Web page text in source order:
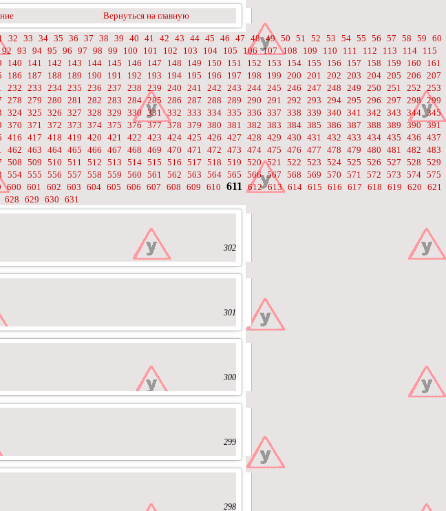
Вернуться на главную
32 33 34 35 36 37 38 39 40 41 42 43 44 45 46 47 48 49 50 51 52 53 54 55 56 57 58 59 60
92 93 94 95 96 97 98 99 100 101 102 103 104 105 106 107 108 109 110 111 112 113 114 115
140 141 142 143 144 145 146 147 148 149 150 151 152 153 154 155 156 157 158 159 160
161
186 187 188 189 190 191 192 193 194 195 196 197 198 199 200 201 202 203 204 205 206 207
232 233 234 235 236 237 238 239 240 241 242 243 244 245 246 247 248 249 250 251 252 253
278 279 280 281 282 283 284 285 286 287 288 289 290 291 292 293 294 295 296 297 298 299
324 325 326 327 328 329 330 331 332 333 334 335 336 337 338 339 340 341 342 343 344 345
370 371 372 373 374 375 376 377 378 379 380 381 382 383 384 385 386 387 388 389 390 391
416 417 418 419 420 421 422 423 424 425 426 427 428 429 430 431 432 433 434 435 436 437
462 463 464 465 466 467 468 469 470 471 472 473 474 475 476 477 478 479 480 481 482 483
508 509 510 511 512 513 514 515 516 517 518 519 520 521 522 523 524 525 526 527 528 529
554 555 556 557 558 559 560 561 562 563 564 565 566 567 568 569 570 571 572 573 574 575
600 601 602 603 604 605 606 607 608 609 610 611 612 613 614 615 616 617 618 619 620 621
628 629 630 631
302
301
300
299
298